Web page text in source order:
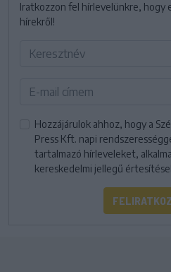
Iratkozzon fel hírlevelünkre, hogy
hírekről!
Hozzájárulok ahhoz, hogy a
Press Kft. napi
tartalmazó hírleveleket,
kereskedelmi jellegű